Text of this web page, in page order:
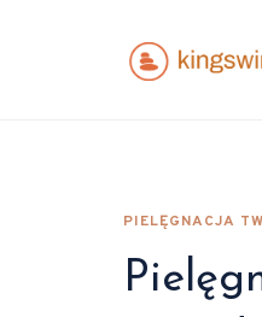
PIELĘGNACJA